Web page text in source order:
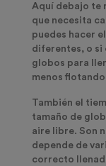
Aquí debajo te
que necesita
puedes hacer
diferentes, o si
globos para
menos
También el
tamaño de
aire libre. Son
depende de
correcto